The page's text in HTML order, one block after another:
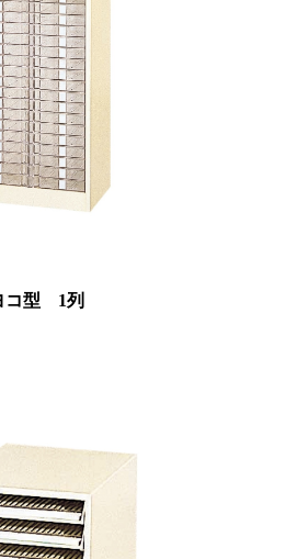
コ型 1列